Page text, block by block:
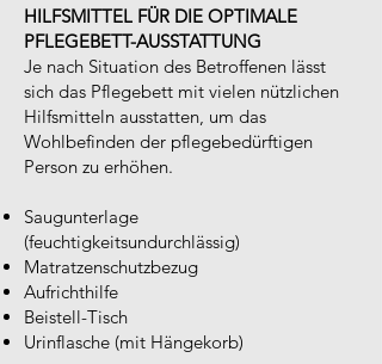
HILFSMITTEL FÜR DIE OPTIMALE
PFLEGEBETT-AUSSTATTUNG
Je nach Situation des Betroffenen lässt
sich das Pflegebett mit vielen nützlichen
Hilfsmitteln ausstatten, um das
Wohlbefinden der pflegebedürftigen
Person zu erhöhen.
Saugunterlage
(feuchtigkeitsundurchlässig)
Matratzenschutzbezug
Aufrichthilfe
Beistell-Tisch
Urinflasche (mit Hängekorb)